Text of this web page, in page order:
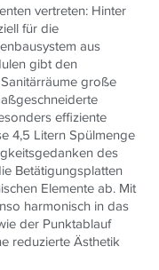
vertreten: Hinter
für die
aus
gibt den
große
effiziente
4,5 Litern Spülmenge
des
Betätigungsplatten
Elemente ab. Mit
harmonisch in das
der Punktablauf
reduzierte Ästhetik